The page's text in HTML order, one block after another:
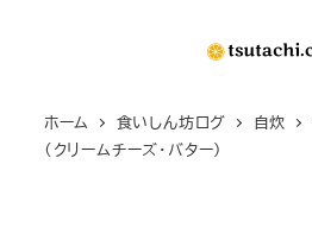
ホーム 食いしん坊ログ 自炊
（クリームチーズ・バター）